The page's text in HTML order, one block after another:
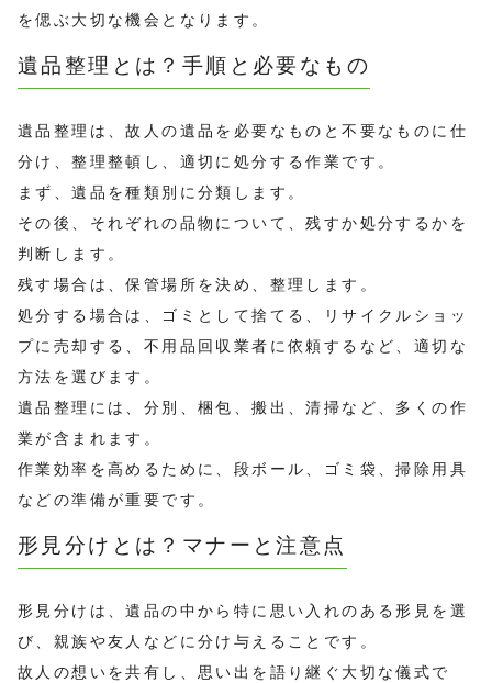
を偲ぶ大切な機会となります。
遺品整理とは？手順と必要なもの
遺品整理は、故人の遺品を必要なものと不要なものに仕
分け、整理整頓し、適切に処分する作業です。
まず、遺品を種類別に分類します。
その後、それぞれの品物について、残すか処分するかを
判断します。
残す場合は、保管場所を決め、整理します。
処分する場合は、ゴミとして捨てる、リサイクルショッ
プに売却する、不用品回収業者に依頼するなど、適切な
方法を選びます。
遺品整理には、分別、梱包、搬出、清掃など、多くの作
業が含まれます。
作業効率を高めるために、段ボール、ゴミ袋、掃除用具
などの準備が重要です。
形見分けとは？マナーと注意点
形見分けは、遺品の中から特に思い入れのある形見を選
び、親族や友人などに分け与えることです。
故人の想いを共有し、思い出を語り継ぐ大切な儀式で